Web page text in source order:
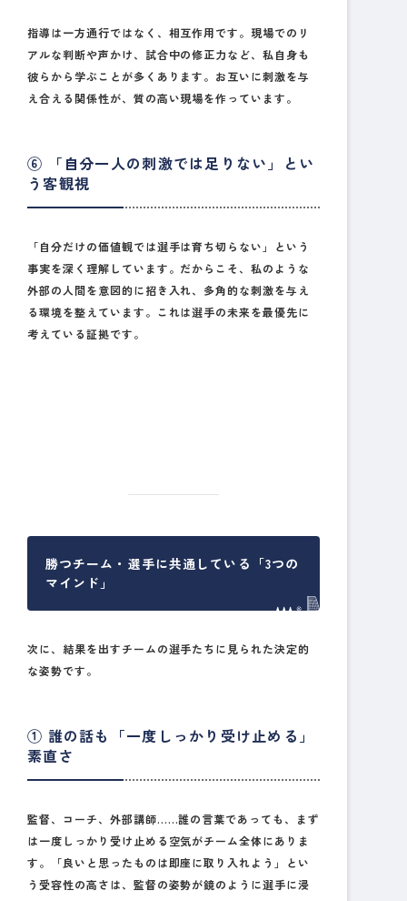
指導は一方通行ではなく、相互作用です。現場でのリ
アルな判断や声かけ、試合中の修正力など、私自身も
彼らから学ぶことが多くあります。お互いに刺激を与
え合える関係性が、質の高い現場を作っています。
⑥ 「自分一人の刺激では足りない」とい
う客観視
「自分だけの価値観では選手は育ち切らない」という
事実を深く理解しています。だからこそ、私のような
外部の人間を意図的に招き入れ、多角的な刺激を与え
る環境を整えています。これは選手の未来を最優先に
考えている証拠です。
勝つチーム・選手に共通している「3つの
マインド」
次に、結果を出すチームの選手たちに見られた決定的
な姿勢です。
① 誰の話も「一度しっかり受け止める」
素直さ
監督、コーチ、外部講師……誰の言葉であっても、まず
は一度しっかり受け止める空気がチーム全体にありま
す。
「良いと思ったものは即座に取り入れよう」とい
う受容性の高さは、監督の姿勢が鏡のように選手に浸